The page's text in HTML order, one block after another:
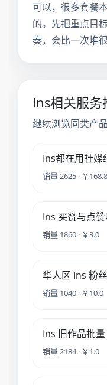
可以，很多套餐
的。先把重点目
奏，会比一次堆
Ins相关服务
继续浏览同类产
Ins都在用社媒
销量 2625 · ￥
Ins 买赞与点
销量 1860 · ￥3.0
华人区 Ins 粉
销量 1040 · ￥10.0
Ins 旧作品批
销量 2184 · ￥1.0